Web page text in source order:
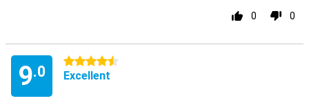
0 0
9.0
4.5 stars
Excellent